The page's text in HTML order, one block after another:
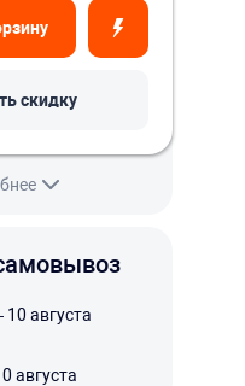
скидку
августа
августа